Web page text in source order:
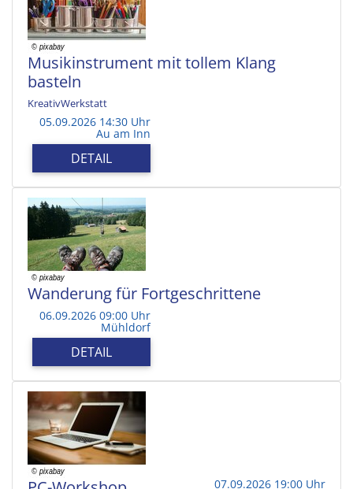
Musikinstrument mit tollem Klang
basteln
KreativWerkstatt
05.09.2026 14:30 Uhr
Au am Inn
DETAIL
Wanderung für Fortgeschrittene
06.09.2026 09:00 Uhr
Mühldorf
DETAIL
07.09.2026 19:00 Uhr